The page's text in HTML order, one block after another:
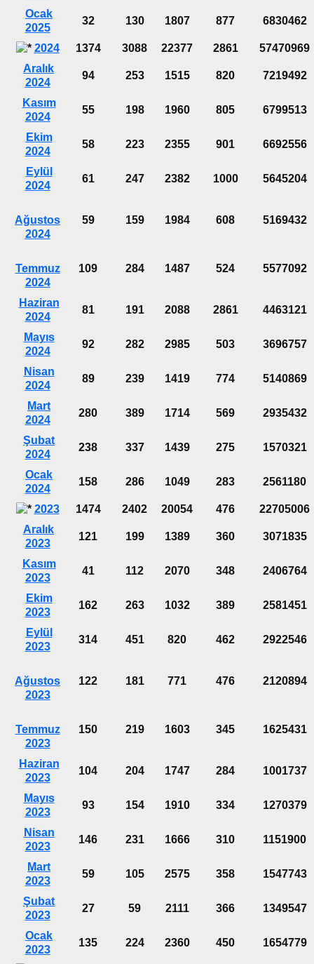
Ocak
2025
32 130 1807 877 6830462
2024 1374 3088 22377 2861
57470969
Aralık
2024
94 253 1515 820 7219492
Kasım
2024
55 198 1960 805 6799513
Ekim
2024
58 223 2355 901 6692556
Eylül
2024
61 247 2382 1000 5645204
Ağustos
2024
59 159 1984 608 5169432
Temmuz
2024
109 284 1487 524 5577092
Haziran
2024
81 191 2088 2861 4463121
Mayıs
2024
92 282 2985 503 3696757
Nisan
2024
89 239 1419 774 5140869
Mart
2024
280 389 1714 569 2935432
Şubat
2024
238 337 1439 275 1570321
Ocak
2024
158 286 1049 283 2561180
2023 1474 2402 20054 476
22705006
Aralık
2023
121 199 1389 360 3071835
Kasım
2023
41 112 2070 348 2406764
Ekim
2023
162 263 1032 389 2581451
Eylül
2023
314 451 820 462 2922546
Ağustos
2023
122 181 771 476 2120894
Temmuz
2023
150 219 1603 345 1625431
Haziran
2023
104 204 1747 284 1001737
Mayıs
2023
93 154 1910 334 1270379
Nisan
2023
146 231 1666 310 1151900
Mart
2023
59 105 2575 358 1547743
Şubat
2023
27 59 2111 366 1349547
Ocak
2023
135 224 2360 450 1654779